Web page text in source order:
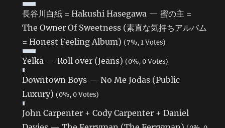
長谷川白紙 = Hakushi Hasegawa — 蜜の主 =
The Owner Of Sweetness (素直な気持ちアルバム
= Honest Feeling Album) (7%, 1 Votes)
Yelka — Roll over (Jeans) (0%, 0 Votes)
Downtown Boys — No Me Jodas (Public
Luxury) (0%, 0 Votes)
John Carpenter + Cody Carpenter + Daniel